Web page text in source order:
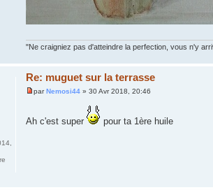
"Ne craigniez pas d'atteindre la perfection, vous n'y
Re: muguet sur la terrasse
parNemosi44 » 30 Avr 2018, 20:46
Ah c'est super pour ta 1ère huile